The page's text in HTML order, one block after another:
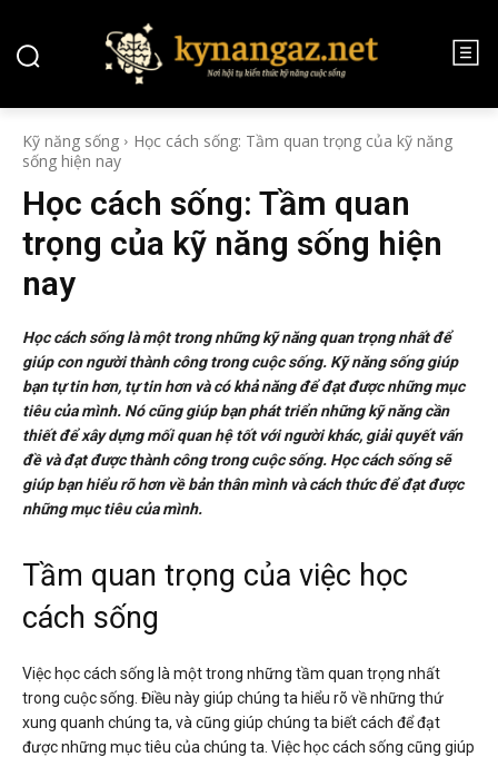
Kỹ năng sống
Học cách sống: Tầm quan trọng của kỹ năng
sống hiện nay
Học cách sống: Tầm quan
trọng của kỹ năng sống hiện
nay
Học cách sống là một trong những kỹ năng quan trọng nhất để
giúp con người thành công trong cuộc sống. Kỹ năng sống giúp
bạn tự tin hơn, tự tin hơn và có khả năng để đạt được những mục
tiêu của mình. Nó cũng giúp bạn phát triển những kỹ năng cần
thiết để xây dựng mối quan hệ tốt với người khác, giải quyết vấn
đề và đạt được thành công trong cuộc sống. Học cách sống sẽ
giúp bạn hiểu rõ hơn về bản thân mình và cách thức để đạt được
những mục tiêu của mình.
Tầm quan trọng của việc học
cách sống
Việc học cách sống là một trong những tầm quan trọng nhất
trong cuộc sống. Điều này giúp chúng ta hiểu rõ về những thứ
xung quanh chúng ta, và cũng giúp chúng ta biết cách để đạt
được những mục tiêu của chúng ta. Việc học cách sống cũng giúp